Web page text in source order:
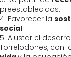
preestablecidos.
4. Favorecer la
social.
5. Ajustar el
Torrelodones, con